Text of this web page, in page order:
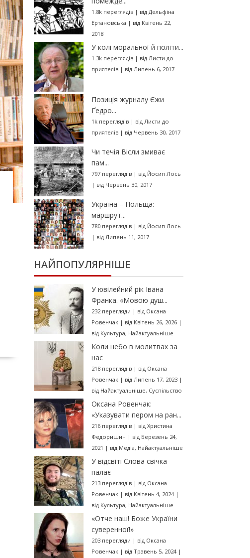
1.8k переглядів| від Дельфіна
Ертановська | від Квітень 22,
2018
У колі моральної й політи...
1.3k переглядів| від Листи до
приятелів| від Липень 6, 2017
Позиція журналу Єжи
Ґедро...
1k переглядів| від Листи до
приятелів| від Червень 30, 2017
Чи течія Вісли змиває
пам...
797 переглядів| від Йосип Лось
| від Червень 30, 2017
Україна – Польща:
маршрут...
780 переглядів| від Йосип Лось
| від Липень 11, 2017
НАЙПОПУЛЯРНІШЕ
У ювілейний рік Івана
Франка. «Мовою душ...
232 перегляди | від Оксана
Ровенчак| від Квітень 26, 2026|
від Культура, Найактуальніше
Коли небо в молитвах за
нас
218 переглядів| від Оксана
Ровенчак| від Липень 17, 2023|
від Найактуальніше, Суспільство
Оксана Ровенчак:
«Указувати пером на ран...
216 переглядів| від Христина
Федоришин | від Березень 24,
2021 | від Медіа, Найактуальніше
У відсвіті Слова свічка
палає
213 переглядів| від Оксана
Ровенчак| від Квітень 4, 2024|
від Культура, Найактуальніше
«Отче наш! Боже України
суверенної!»
203 перегляди | від Оксана
Ровенчак| від Травень 5, 2024|